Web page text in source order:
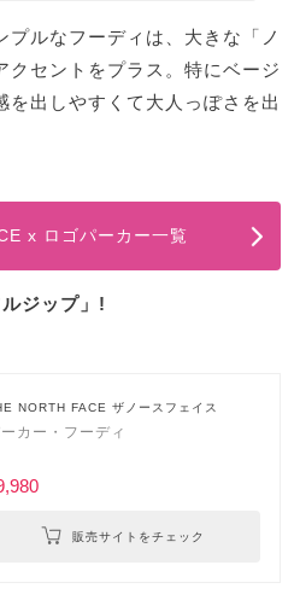
プルなフーディは、大きな「ノ
クセントをプラス。特にベージ
を出しやすくて大人っぽさを出
x ロゴパーカー一覧
ジップ」!
NORTH FACE ザノースフェイス
カー・フーディ
販売サイトをチェック